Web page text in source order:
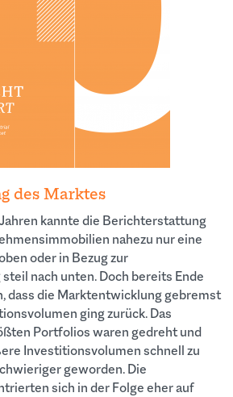
des Marktes
kannte die Berichterstattung
nahezu nur eine
oder in Bezug zur
nach unten. Doch bereits Ende
dass die Marktentwicklung gebremst
ging zurück. Das
Portfolios waren gedreht und
Investitionsvolumen schnell zu
geworden. Die
sich in der Folge eher auf